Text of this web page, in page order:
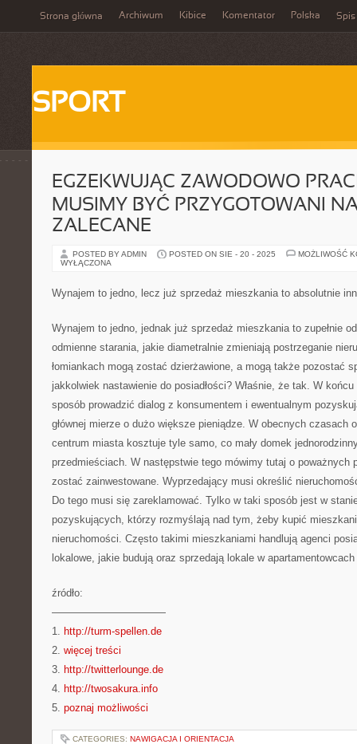
Strona główna Archiwum Kibice Komentator Polska Spis
SPORT
EGZEKWUJĄC ZAWODOWO
MUSIMY BYĆ PRZYGOTOWANI
ZALECANE
POSTED BY ADMIN POSTED ON SIE - 20 - 2025
MOŻLIWOŚĆ
WYŁĄCZONA
Wynajem to jedno, lecz już sprzedaż mieszkania to absolutnie
Wynajem to jedno, jednak już sprzedaż mieszkania to zupełnie
odmienne starania, jakie diametralnie zmieniają postrzeganie
łomiankach mogą zostać dzierżawione, a mogą także pozostać
jakkolwiek nastawienie do posiadłości? Właśnie, że tak. W
sposób prowadzić dialog z konsumentem i ewentualnym
głównej mierze o dużo większe pieniądze. W obecnych czasach
centrum miasta kosztuje tyle samo, co mały domek
przedmieściach. W następstwie tego mówimy tutaj o poważnych
zostać zainwestowane. Wyprzedający musi określić
Do tego musi się zareklamować. Tylko w taki sposób jest w
pozyskujących, którzy rozmyślają nad tym, żeby kupić
nieruchomości. Często takimi mieszkaniami handlują agenci
lokalowe, jakie budują oraz sprzedają lokale w
źródło:
———————————
1. http://turm-spellen.de
2. więcej treści
3. http://twitterlounge.de
4. http://twosakura.info
5. poznaj możliwości
CATEGORIES: NAWIGACJA I ORIENTACJA